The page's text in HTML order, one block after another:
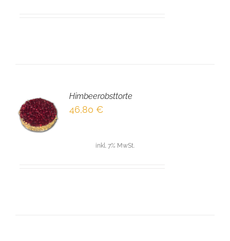
Himbeerobsttorte
46,80 €
inkl. 7% MwSt.